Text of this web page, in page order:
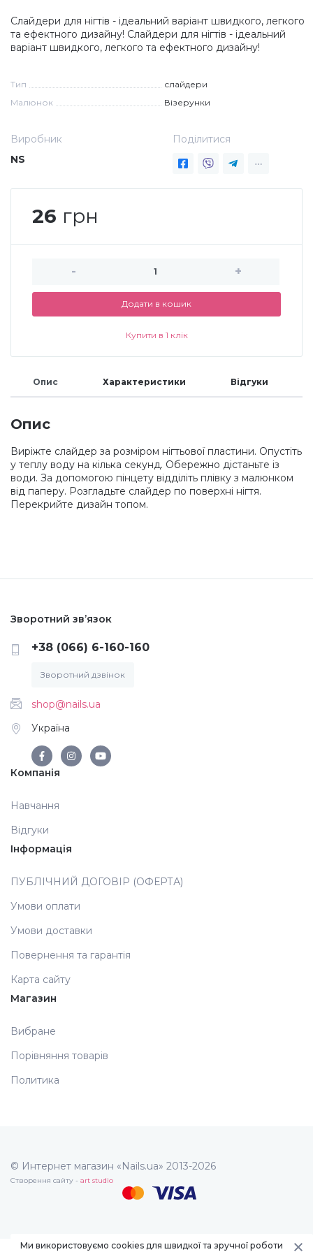
Дезінфекція та стерилізація
Трикутники (каміфубукі)
Втирки
Блискітки (пісок для нігтів)
Блискітки для нігтів
Меланж (цукровий ефект)
Каміфубукі (конфетті)
Слюда
Брокат
Фольга для лиття (ефект кракелюра)
Аксесуари
Слайдери для нігтів - ідеальний варіант швидкого, легкого
та ефектного дизайну! Слайдери для нігтів - ідеальний
варіант швидкого, легкого та ефектного дизайну!
Тип
слайдери
Малюнок
Візерунки
Виробник
NS
Поділитися
26 грн
- +
Додати в кошик
Купити в 1 клік
Опис Характеристики Відгуки
Опис
Виріжте слайдер за розміром нігтьової пластини. Опустіть
у теплу воду на кілька секунд. Обережно дістаньте із
води. За допомогою пінцету відділіть плівку з малюнком
від паперу. Розгладьте слайдер по поверхні нігтя.
Перекрийте дизайн топом.
Зворотний зв’язок
+38 (066) 6-160-160
Зворотний дзвінок
shop@nails.ua
Україна
Компанія
Навчання
Відгуки
Інформація
ПУБЛІЧНИЙ ДОГОВІР (ОФЕРТА)
Умови оплати
Умови доставки
Повернення та гарантія
Карта сайту
Магазин
Вибране
Порівняння товарів
Политика
© Интернет магазин «Nails.ua» 2013-2026
Створення сайту - art studio
Ми використовуємо cookies для швидкої та зручної роботи